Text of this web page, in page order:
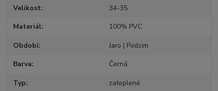
Velikost 34-35
Materiál 100% PVC
Období Jaro | Podzim
Barva Černá
Typ zateplené